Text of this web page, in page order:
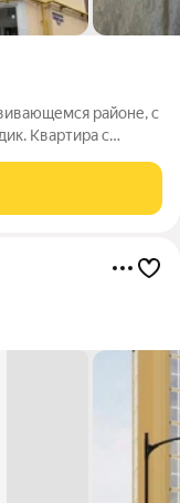
районе, с
Квартира с
Санузел